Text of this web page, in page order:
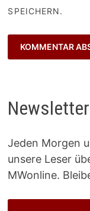
SPEICHERN.
Newsletter
Jeden Morgen
unsere Leser
MWonline.